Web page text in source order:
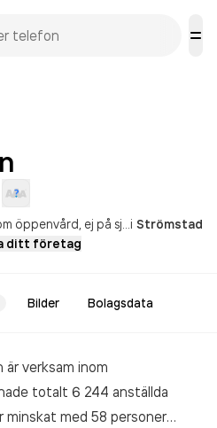
i Strömstad
ditt företag
Bilder Bolagsdata
verksam inom
totalt 6 244 anställda
minskat med 58 personer